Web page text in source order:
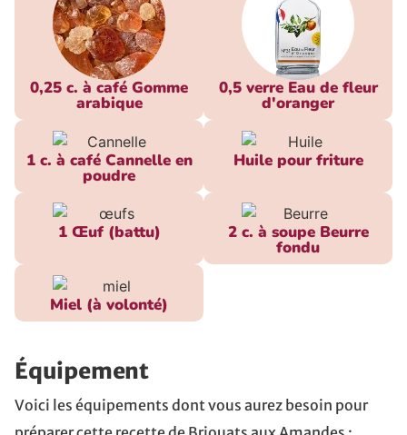
0,25 c. à café Gomme
arabique
0,5 verre Eau de fleur
d'oranger
1 c. à café Cannelle en
poudre
Huile pour friture
1 Œuf (battu) 2 c. à soupe Beurre
fondu
Miel (à volonté)
Équipement
Voici les équipements dont vous aurez besoin pour